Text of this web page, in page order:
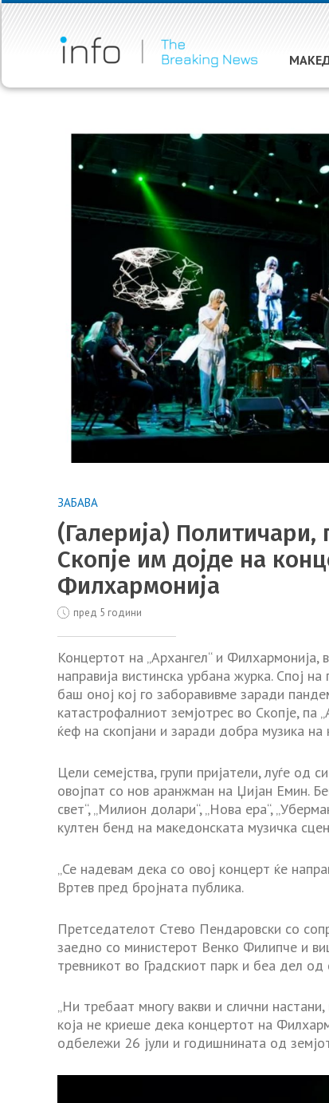
ЗАБАВА
(Галерија) Политичари,
Скопје им дојде на
Филхармонија
пред 5 години
Концертот на „Архангел“ и
направија вистинска урбана журка. Спој
баш оној кој го заборавивме заради
катастрофалниот земјотрес во Скопје, па
ќеф на скопјани и заради добра музика
Цели семејства, групи пријатели, луѓе од
овојпат со нов аранжман на Џијан Емин.
свет“, „Милион долари“, „Нова ера“,
култен бенд на македонската музичка
„Се надевам дека со овој концерт ќе
Вртев пред бројната публика.
Претседателот Стево Пендаровски со
заедно со министерот Венко Филипче и
тревникот во Градскиот парк и беа дел од
„Ни требаат многу вакви и слични
која не криеше дека концертот на
одбележи 26 јули и годишнината од